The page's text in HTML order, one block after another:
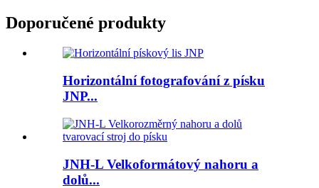
Doporučené produkty
Horizontální fotografování z písku
JNP...
JNH-L Velkoformátový nahoru a
dolů...